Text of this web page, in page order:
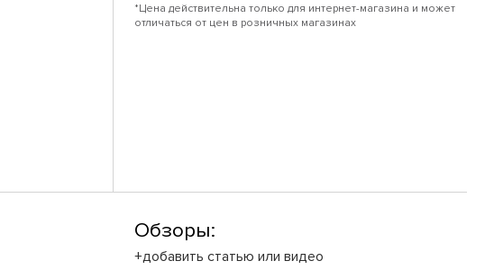
*Цена действительна только для интернет-магазина и может
отличаться от цен в розничных магазинах
Обзоры:
+добавить статью или видео